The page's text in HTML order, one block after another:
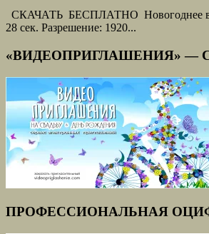
СКАЧАТЬ БЕСПЛАТНО Новогоднее
28 сек. Разрешение: 1920...
«ВИДЕОПРИГЛАШЕНИЯ» —
ПРОФЕССИОНАЛЬНАЯ